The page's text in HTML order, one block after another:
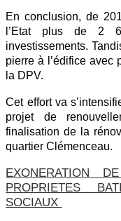
En conclusion, de
l’Etat plus de 2
investissements.
pierre à l’édifice avec
la DPV.
Cet effort va
projet de
finalisation de la
quartier Clémenceau.
EXONERATION
PROPRIETES
SOCIAUX